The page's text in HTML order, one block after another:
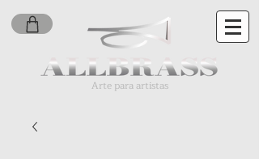
Arte para artistas